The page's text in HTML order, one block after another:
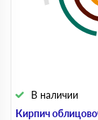
Кирпич
В наличии